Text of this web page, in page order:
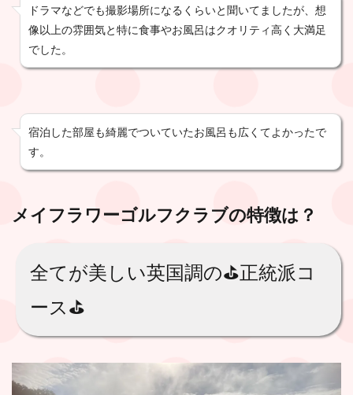
ドラマなどでも撮影場所になるくらいと聞いてましたが、想
像以上の雰囲気と特に食事やお風呂はクオリティ高く大満足
でした。
宿泊した部屋も綺麗でついていたお風呂も広くてよかったで
す。
メイフラワーゴルフクラブの特徴は？
全てが美しい英国調の⛳️正統派コ
ース⛳️